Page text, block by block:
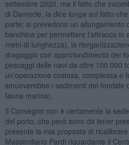
settembre 2020, ma il fatto che
di Damocle, la dice lunga sul fatto
parte; si prevedono un allungamento
banchina per permettere l'attracco in
metri di lunghezza), la
dragaggio con approfondimento dei
pescaggi delle navi da oltre 100.000
un’operazione costosa, complessa e
smuoverebbe i sedimenti del fondale
fauna marina).
Il Convegno non è certamente la
del porto, che però sono da tener
presente la mia proposta di
Massimiliano Pardi riguardante il